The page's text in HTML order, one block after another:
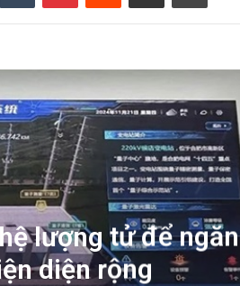
lượng tử để ngăn
diện rộng